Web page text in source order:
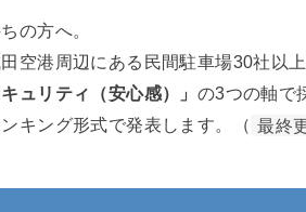
の方へ。
空港周辺にある民間駐車場30社以
ュリティ（安心感）」 の3つの軸で
キング形式で発表します。（ 最終